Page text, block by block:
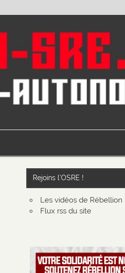
Rejoins l’OSRE !
Les vidéos de Rébellion
Flux rss du site